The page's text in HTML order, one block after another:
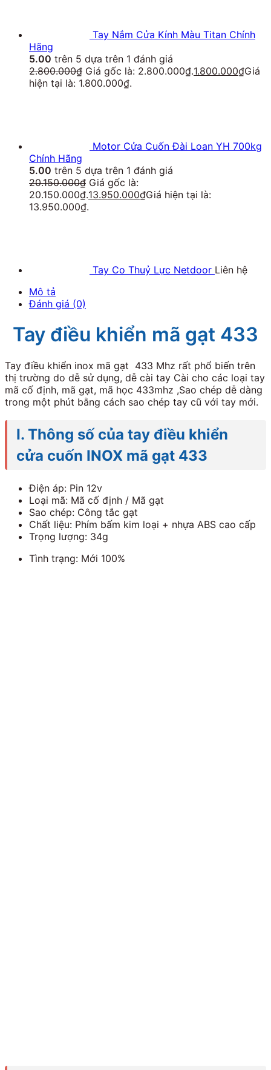
Tay Nắm Cửa Kính Màu Titan Chính
Hãng
5.00 trên 5 dựa trên 1 đánh giá
2.800.000₫ Giá gốc là: 2.800.000₫.1.800.000₫Giá
hiện tại là: 1.800.000₫.
Motor Cửa Cuốn Đài Loan YH 700kg
Chính Hãng
5.00 trên 5 dựa trên 1 đánh giá
20.150.000₫ Giá gốc là:
20.150.000₫.13.950.000₫Giá hiện tại là:
13.950.000₫.
Tay Co Thuỷ Lực Netdoor Liên hệ
Mô tả
Đánh giá (0)
Tay điều khiển mã gạt 433
Tay điều khiển inox mã gạt 433 Mhz rất phổ biến trên
thị trường do dễ sử dụng, dễ cài tay Cài cho các loại tay
mã cố định, mã gạt, mã học 433mhz ,Sao chép dễ dàng
trong một phút bằng cách sao chép tay cũ với tay mới.
I. Thông số của tay điều khiển
cửa cuốn INOX mã gạt 433
Điện áp: Pin 12v
Loại mã: Mã cố định / Mã gạt
Sao chép: Công tắc gạt
Chất liệu: Phím bấm kim loại + nhựa ABS cao cấp
Trọng lượng: 34g
Tình trạng: Mới 100%